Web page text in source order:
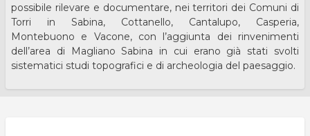
possibile rilevare e documentare, nei territori dei Comuni di
Torri in Sabina, Cottanello, Cantalupo, Casperia,
Montebuono e Vacone, con l’aggiunta dei rinvenimenti
dell’area di Magliano Sabina in cui erano già stati svolti
sistematici studi topografici e di archeologia del paesaggio.